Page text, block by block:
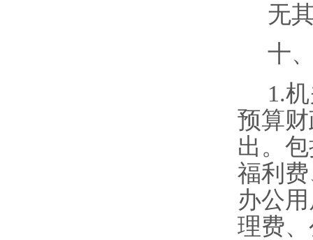
无
十
1.
预算财
出。
福利 费
办公
理费